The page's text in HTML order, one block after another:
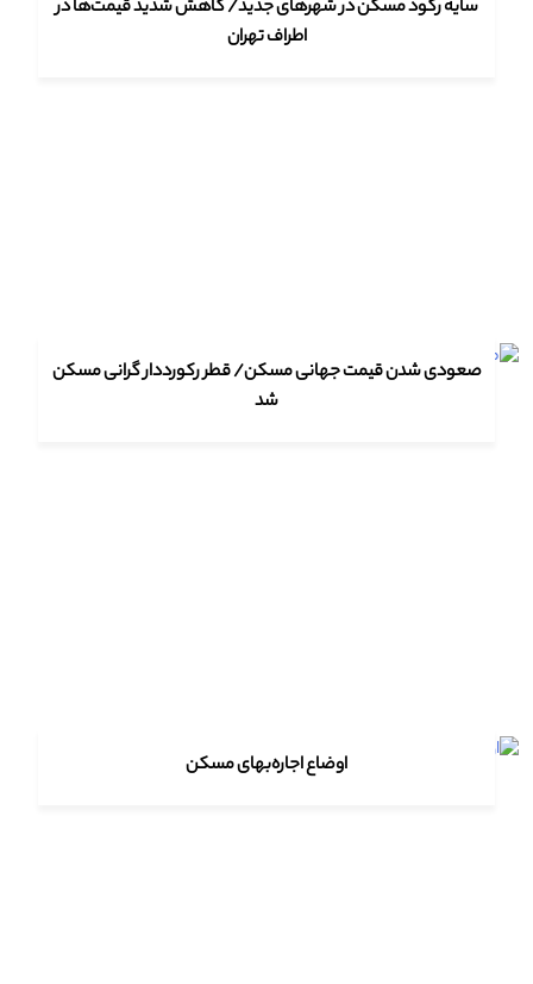
سایه رکود مسکن در شهرهای جدید/ کاهش شدید قیمت‌ها در
اطراف تهران
صعودی شدن قیمت جهانی مسکن/ قطر رکورددار گرانی مسکن
شد
اوضاع اجاره‌بهای مسکن